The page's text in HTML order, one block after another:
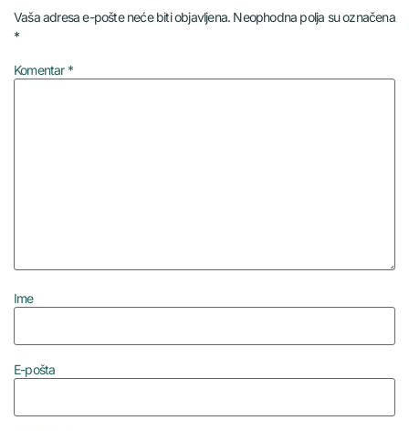
Vaša adresa e-pošte neće biti objavljena. Neophodna polja su označena
*
Komentar *
Ime
E-pošta